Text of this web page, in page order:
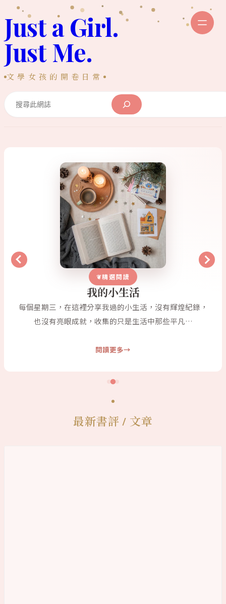
至
主
內
容
Just a Girl.
Just Me.
文學女孩的開卷日常
精選閱讀
我的小生活
每個星期三，在這裡分享我過的小生活，沒有輝煌紀錄，
也沒有亮眼成就，收集的只是生活中那些平凡…
閱讀更多
最新書評 / 文章